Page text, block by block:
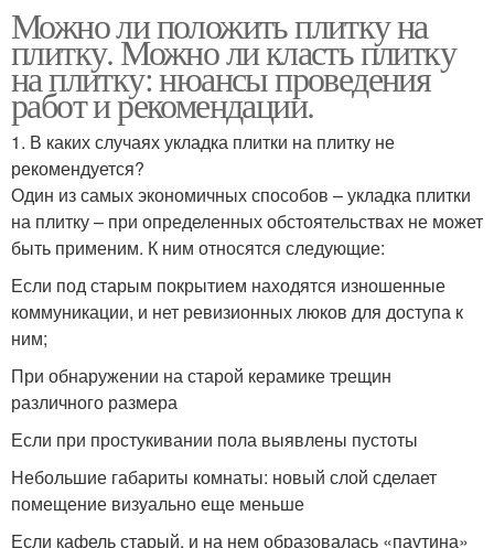
Можно ли положить плитку на
плитку. Можно ли класть плитку
на плитку: нюансы проведения
работ и рекомендации.
1. В каких случаях укладка плитки на плитку не
рекомендуется?
Один из самых экономичных способов – укладка плитки
на плитку – при определенных обстоятельствах не может
быть применим. К ним относятся следующие:
Если под старым покрытием находятся изношенные
коммуникации, и нет ревизионных люков для доступа к
ним;
При обнаружении на старой керамике трещин
различного размера
Если при простукивании пола выявлены пустоты
Небольшие габариты комнаты: новый слой сделает
помещение визуально еще меньше
Если кафель старый, и на нем образовалась «паутина»